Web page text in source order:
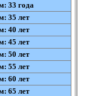
33 года
35 лет
40 лет
45 лет
50 лет
55 лет
60 лет
65 лет